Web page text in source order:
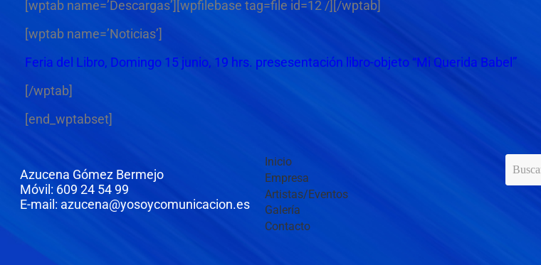
[wptab name=’Descargas’][wpfilebase tag=file id=12 /][/wptab]
[wptab name=’Noticias’]
Feria del Libro, Domingo 15 junio, 19 hrs. presesentación libro-objeto “Mi Querida Babel”
[/wptab]
[end_wptabset]
Azucena Gómez Bermejo
Móvil: 609 24 54 99
E-mail: azucena@yosoycomunicacion.es
Inicio
Empresa
Artistas/Eventos
Galería
Contacto